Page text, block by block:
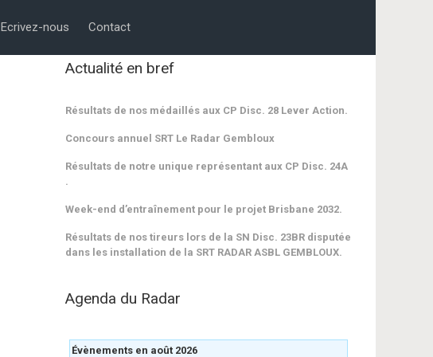
Ecrivez-nous Contact
Actualité en bref
Résultats de nos médaillés aux CP Disc. 28 Lever Action.
Concours annuel SRT Le Radar Gembloux
Résultats de notre unique représentant aux CP Disc. 24A
.
Week-end d’entraînement pour le projet Brisbane 2032.
Résultats de nos tireurs lors de la SN Disc. 23BR disputée
dans les installation de la SRT RADAR ASBL GEMBLOUX.
Agenda du Radar
Évènements en août 2026